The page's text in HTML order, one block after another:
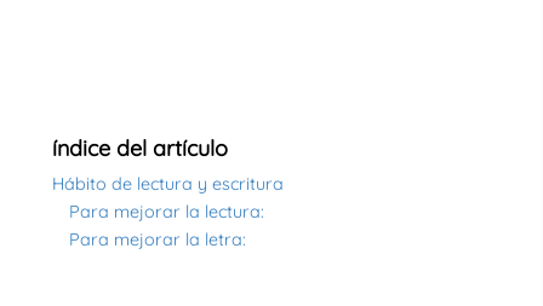
índice del artículo
Hábito de lectura y escritura
Para mejorar la lectura:
Para mejorar la letra: